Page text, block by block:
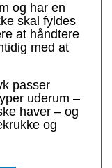
og har en
skal fyldes
at håndtere
med at
passer
uderum –
haver – og
og